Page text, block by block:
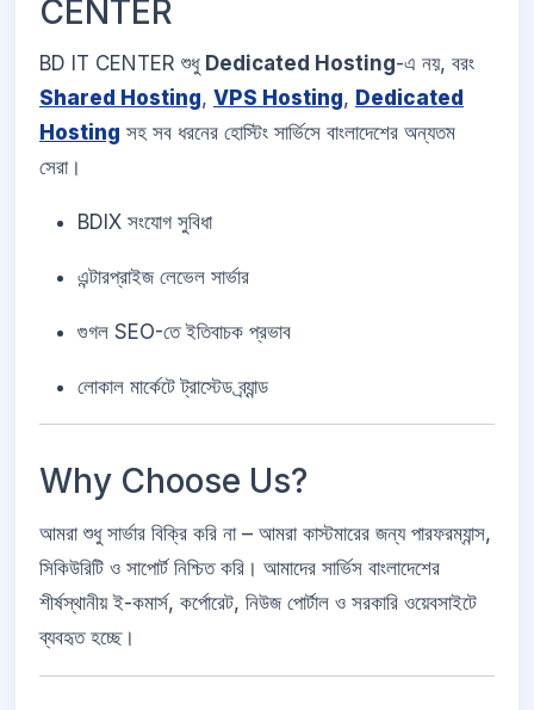
CENTER
BD IT CENTER শুধু Dedicated Hosting-এ নয়, বরং
Shared Hosting, VPS Hosting, Dedicated
Hosting সহ সব ধরনের হোস্টিং সার্ভিসে বাংলাদেশের অন্যতম
সেরা।
BDIX সংযোগ সুবিধা
এন্টারপ্রাইজ লেভেল সার্ভার
গুগল SEO-তে ইতিবাচক প্রভাব
লোকাল মার্কেটে ট্রাস্টেড ব্র্যান্ড
Why Choose Us?
আমরা শুধু সার্ভার বিক্রি করি না – আমরা কাস্টমারের জন্য পারফরম্যান্স,
সিকিউরিটি ও সাপোর্ট নিশ্চিত করি। আমাদের সার্ভিস বাংলাদেশের
শীর্ষস্থানীয় ই-কমার্স, কর্পোরেট, নিউজ পোর্টাল ও সরকারি ওয়েবসাইটে
ব্যবহৃত হচ্ছে।